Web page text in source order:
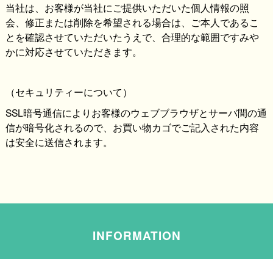
当社は、お客様が当社にご提供いただいた個人情報の照
会、修正または削除を希望される場合は、ご本人であるこ
とを確認させていただいたうえで、合理的な範囲ですみや
かに対応させていただきます。
（セキュリティーについて）
SSL暗号通信によりお客様のウェブブラウザとサーバ間の通
信が暗号化されるので、お買い物カゴでご記入された内容
は安全に送信されます。
INFORMATION